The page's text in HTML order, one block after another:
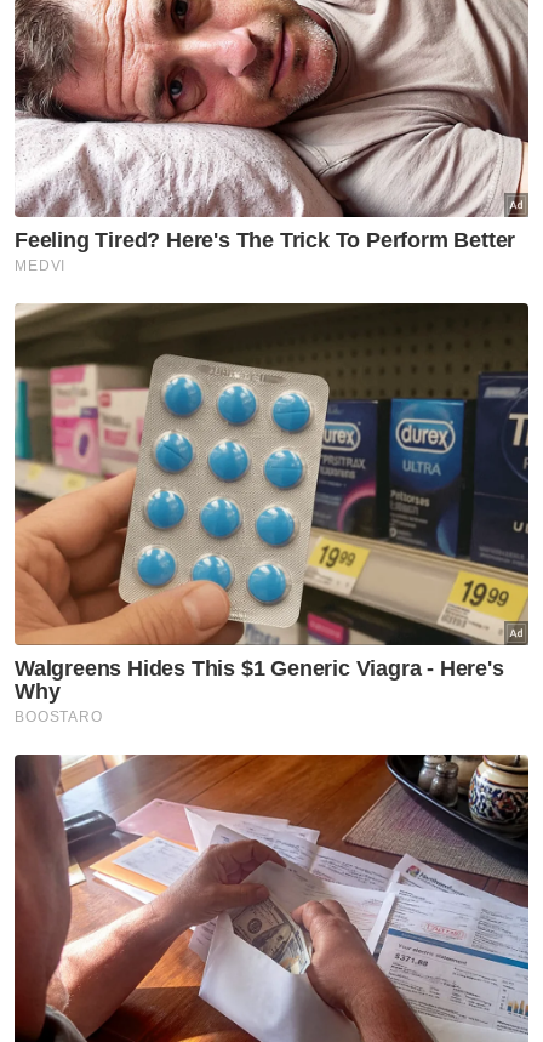
Kawalan Ketat
PDRM
Artikel Disyorkan
Semasa
Jenazah tiga anggota polis
maut renjatan elektrik akan
dibawa pulang ke kampung
halaman
Semasa
Penerbangan mencemaskan,
penumpang didakwa cuba
buka pintu kecemasan
Semasa
Pelajar kolej lemas ketika
mandi-manda bersama
sembilan rakan
Ismail Sabri didakwa esok di
Mahkamah Sesyen Kuala
Lumpur